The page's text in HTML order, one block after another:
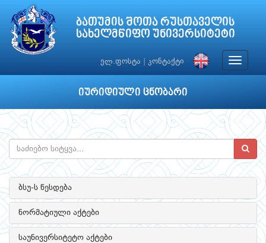
ბათუმის შოთა რუსთაველის
სახელმწიფო უნივერსიტეტი
ელ.ფოსტა კონტაქტი
Toggle
იურიდიული ცნობარი
ბსუ-ს წესდება
ნორმატიული აქტები
საუნივერსიტეტო აქტები